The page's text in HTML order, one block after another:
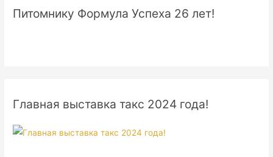
Питомнику Формула Успеха 26 лет!
Главная выставка такс 2024 года!